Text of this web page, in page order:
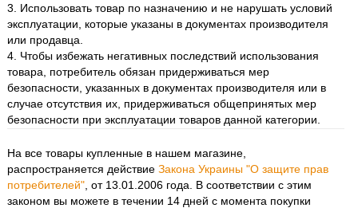
3. Использовать товар по назначению и не нарушать условий
эксплуатации, которые указаны в документах производителя
или продавца.
4. Чтобы избежать негативных последствий использования
товара, потребитель обязан придерживаться мер
безопасности, указанных в документах производителя или в
случае отсутствия их, придерживаться общепринятых мер
безопасности при эксплуатации товаров данной категории.
На все товары купленные в нашем магазине,
распространяется действие Закона Украины "О защите прав
потребителей" , от 13.01.2006 года. В соответствии с этим
законом вы можете в течении 14 дней с момента покупки